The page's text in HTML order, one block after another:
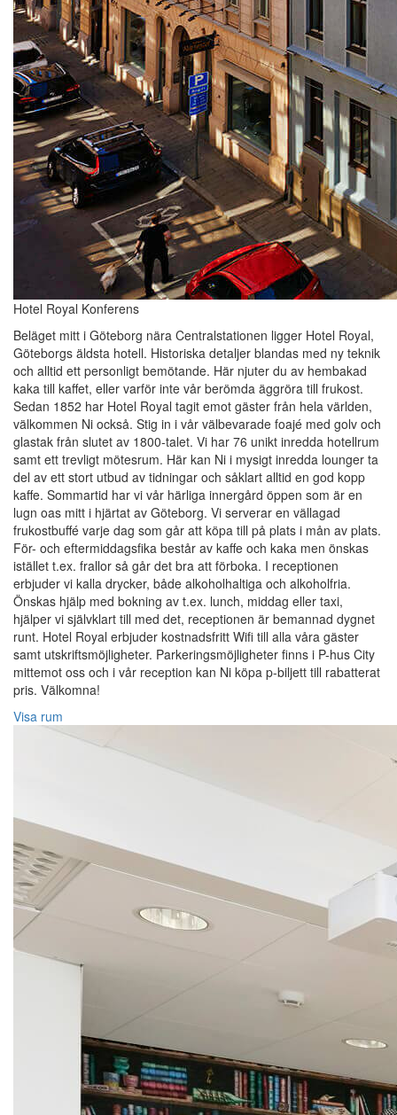
Hotel Royal Konferens
Beläget mitt i Göteborg nära Centralstationen ligger Hotel Royal,
Göteborgs äldsta hotell. Historiska detaljer blandas med ny teknik
och alltid ett personligt bemötande. Här njuter du av hembakad
kaka till kaffet, eller varför inte vår berömda äggröra till frukost.
Sedan 1852 har Hotel Royal tagit emot gäster från hela världen,
välkommen Ni också. Stig in i vår välbevarade foajé med golv och
glastak från slutet av 1800-talet. Vi har 76 unikt inredda hotellrum
samt ett trevligt mötesrum. Här kan Ni i mysigt inredda lounger ta
del av ett stort utbud av tidningar och såklart alltid en god kopp
kaffe. Sommartid har vi vår härliga innergård öppen som är en
lugn oas mitt i hjärtat av Göteborg. Vi serverar en vällagad
frukostbuffé varje dag som går att köpa till på plats i mån av plats.
För- och eftermiddagsfika består av kaffe och kaka men önskas
istället t.ex. frallor så går det bra att förboka. I receptionen
erbjuder vi kalla drycker, både alkoholhaltiga och alkoholfria.
Önskas hjälp med bokning av t.ex. lunch, middag eller taxi,
hjälper vi självklart till med det, receptionen är bemannad dygnet
runt. Hotel Royal erbjuder kostnadsfritt Wifi till alla våra gäster
samt utskriftsmöjligheter. Parkeringsmöjligheter finns i P-hus City
mittemot oss och i vår reception kan Ni köpa p-biljett till rabatterat
pris. Välkomna!
Visa rum